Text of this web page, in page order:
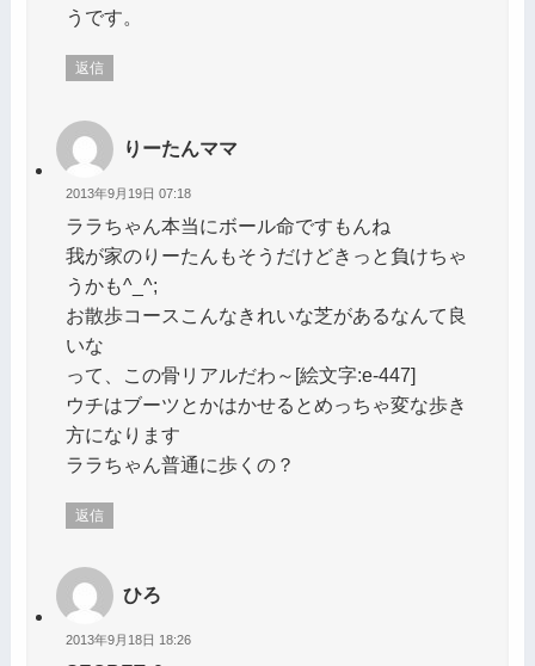
うです。
返信
りーたんママ
2013年9月19日 07:18
ララちゃん本当にボール命ですもんね
我が家のりーたんもそうだけどきっと負けちゃ
うかも^_^;
お散歩コースこんなきれいな芝があるなんて良
いな
って、この骨リアルだわ～[絵文字:e-447]
ウチはブーツとかはかせるとめっちゃ変な歩き
方になります
ララちゃん普通に歩くの？
返信
ひろ
2013年9月18日 18:26